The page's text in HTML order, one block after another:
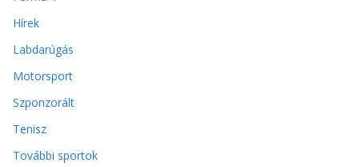
Hírek
Labdarúgás
Motorsport
Szponzorált
Tenisz
További sportok